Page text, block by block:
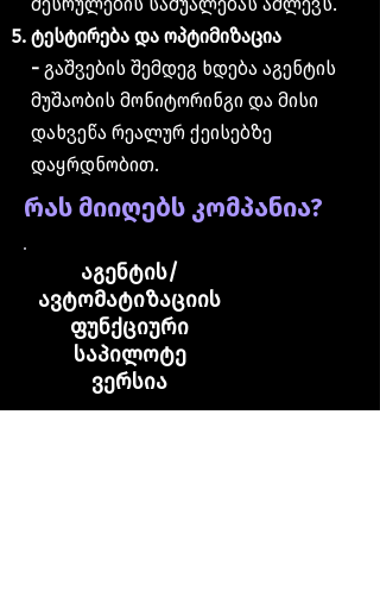
ტესტირება და ოპტიმიზაცია
- გაშვების შემდეგ ხდება აგენტის
მუშაობის მონიტორინგი და მისი
დახვეწა რეალურ ქეისებზე
დაყრდნობით.
რას მიიღებს კომპანია?
აგენტის/
ავტომატიზაციის
ფუნქციური
საპილოტე
ვერსია